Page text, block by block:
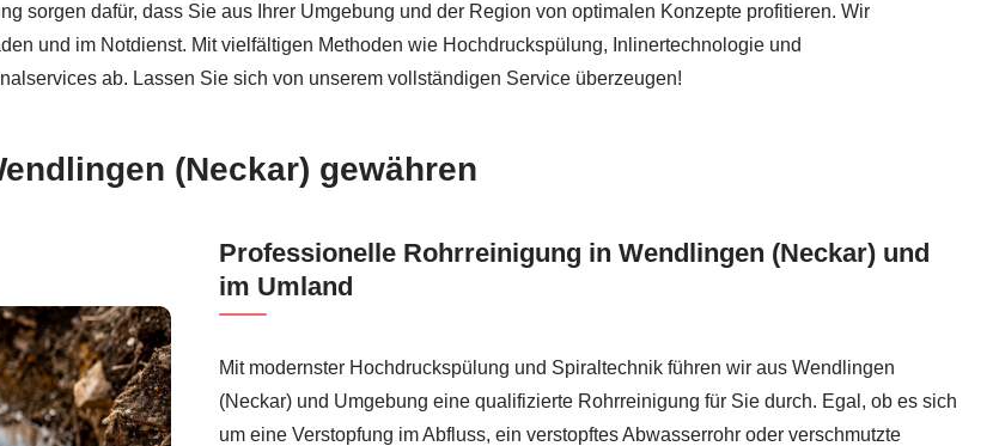
sorgen dafür, dass Sie aus Ihrer Umgebung und der Region von optimalen Konzepte profitieren. Wir
und im Notdienst. Mit vielfältigen Methoden wie Hochdruckspülung, Inlinertechnologie und
ab. Lassen Sie sich von unserem vollständigen Service überzeugen!
(Neckar) gewähren
Professionelle Rohrreinigung in Wendlingen (Neckar) und
im Umland
Mit modernster Hochdruckspülung und Spiraltechnik führen wir aus Wendlingen
(Neckar) und Umgebung eine qualifizierte Rohrreinigung für Sie durch. Egal, ob es sich
um eine Verstopfung im Abfluss, ein verstopftes Abwasserrohr oder verschmutzte